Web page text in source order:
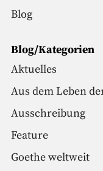
Blog
Blog/Kategorien
Aktuelles
Aus dem Leben
Ausschreibung
Feature
Goethe weltweit